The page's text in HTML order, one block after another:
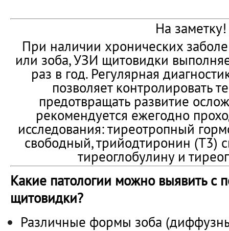
На заметку!
При наличии хронических
или зоба, УЗИ щитовидки
раз в год. Регулярная
позволяет контролировать
предотвращать развитие
рекомендуется ежегодно
исследования: тиреотропный
свободный, трийодтиронин (Т3)
тиреоглобулину и
Какие патологии можно выявить с
щитовидки?
Различные формы зоба